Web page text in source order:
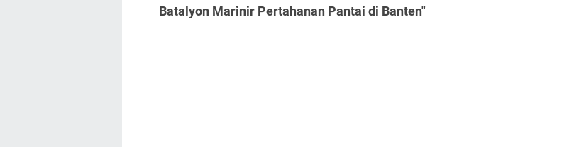
Batalyon Marinir Pertahanan Pantai di Banten"